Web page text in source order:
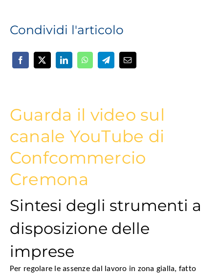
Condividi l'articolo
Guarda il video sul
canale YouTube di
Confcommercio
Cremona
Sintesi degli strumenti a
disposizione delle
imprese
Per regolare le assenze dal lavoro in zona gialla, fatto